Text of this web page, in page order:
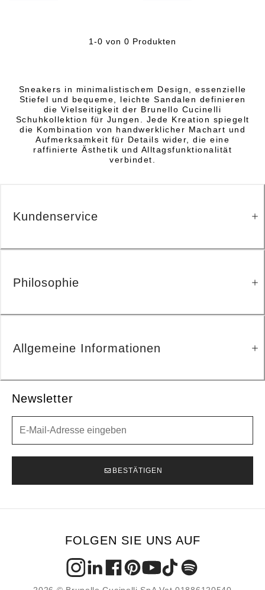
1-0 von 0 Produkten
Sneakers in minimalistischem Design, essenzielle
Stiefel und bequeme, leichte Sandalen definieren
die Vielseitigkeit der Brunello Cucinelli
Schuhkollektion für Jungen. Jede Kreation spiegelt
die Kombination von handwerklicher Machart und
Aufmerksamkeit für Details wider, die eine
raffinierte Ästhetik und Alltagsfunktionalität
verbindet.
Newsletter
BESTÄTIGEN
Kundenservice
Philosophie
Allgemeine Informationen
FOLGEN SIE UNS AUF